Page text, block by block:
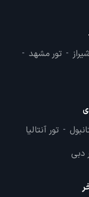
- تور مشهد -
- تور آنتالیا
دبی